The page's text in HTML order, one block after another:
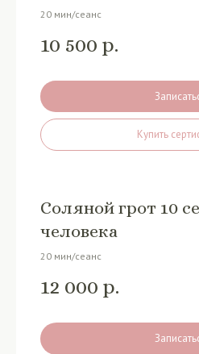
20 мин/сеанс
10 500 р.
Купить
Соляной грот 10
человека
20 мин/сеанс
12 000 р.